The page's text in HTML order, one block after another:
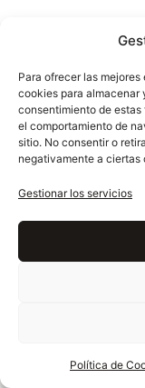
Para ofrecer las
cookies para almacenar
consentimiento de
el comportamiento de
sitio. No consentir o
negativamente a
Gestionar los servicios
Política de